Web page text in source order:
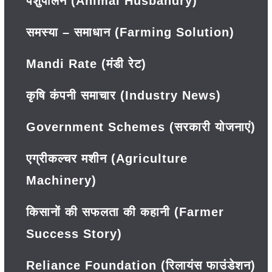
समस्या – समाधान (Farming Solution)
Mandi Rate (मंडी रेट)
कृषि कंपनी समाचार (Industry News)
Government Schemes (सरकारी योजनाएं)
एग्रीकल्चर मशीन (Agriculture
Machinery)
किसानों की सफलता की कहानी (Farmer
Success Story)
Reliance Foundation (रिलायंस फाउंडेशन)